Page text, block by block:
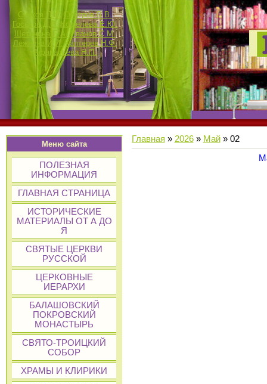
Сучков П.К. Смотров В.В.
Госьков Д.П. Кошелева Е.Ю.
Щетинина Е.А. Иванов С.М.
Лежнина И.И. Каптерев Н.Ф.
Афанасьева Н.П.
Меню сайта
ПОЛЕЗНАЯ
ИНФОРМАЦИЯ
ГЛАВНАЯ СТРАНИЦА
ИСТОРИЧЕСКИЕ
МАТЕРИАЛЫ ОТ А ДО
Я
СВЯТЫЕ ЦЕРКВИ
РУССКОЙ
ЦЕРКОВНЫЕ
ИЕРАРХИ
БАЛАШОВСКИЙ
ПОКРОВСКИЙ
МОНАСТЫРЬ
СВЯТО-ТРОИЦКИЙ
СОБОР
ХРАМЫ И КЛИРИКИ
Главная » 2026 » Май » 02